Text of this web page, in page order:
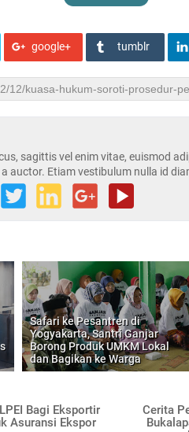
google+ tumblr
sagittis vel enim vitae, euismod
auctor. Etiam vestibulum nulla id
Safari ke Pesantren di
Yogyakarta, Santri Ganjar
Borong Produk UMKM Lokal
dan Bagikan ke Warga
Bagi Eksportir
Asuransi Ekspor
Cerita